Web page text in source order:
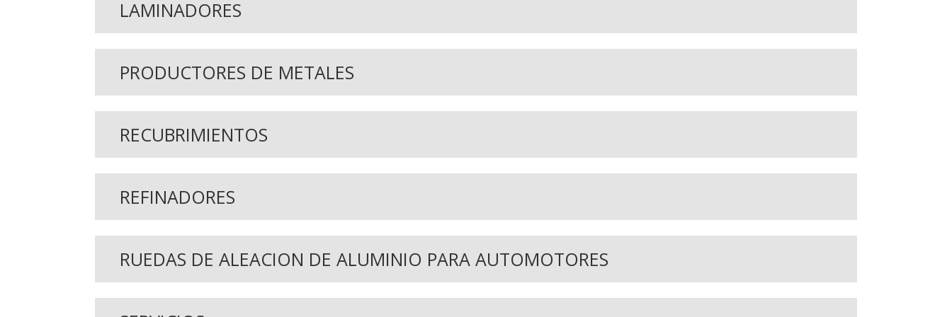
LAMINADORES
PRODUCTORES DE METALES
RECUBRIMIENTOS
REFINADORES
RUEDAS DE ALEACION DE ALUMINIO PARA AUTOMOTORES